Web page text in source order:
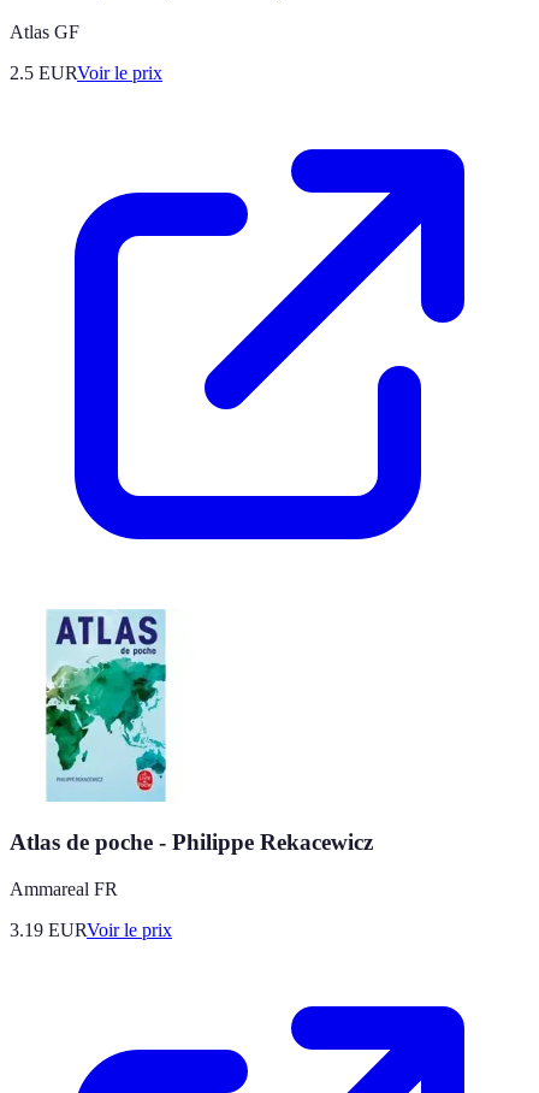
Atlas GF
2.5 EURVoir le prix
Atlas de poche - Philippe Rekacewicz
Ammareal FR
3.19 EURVoir le prix